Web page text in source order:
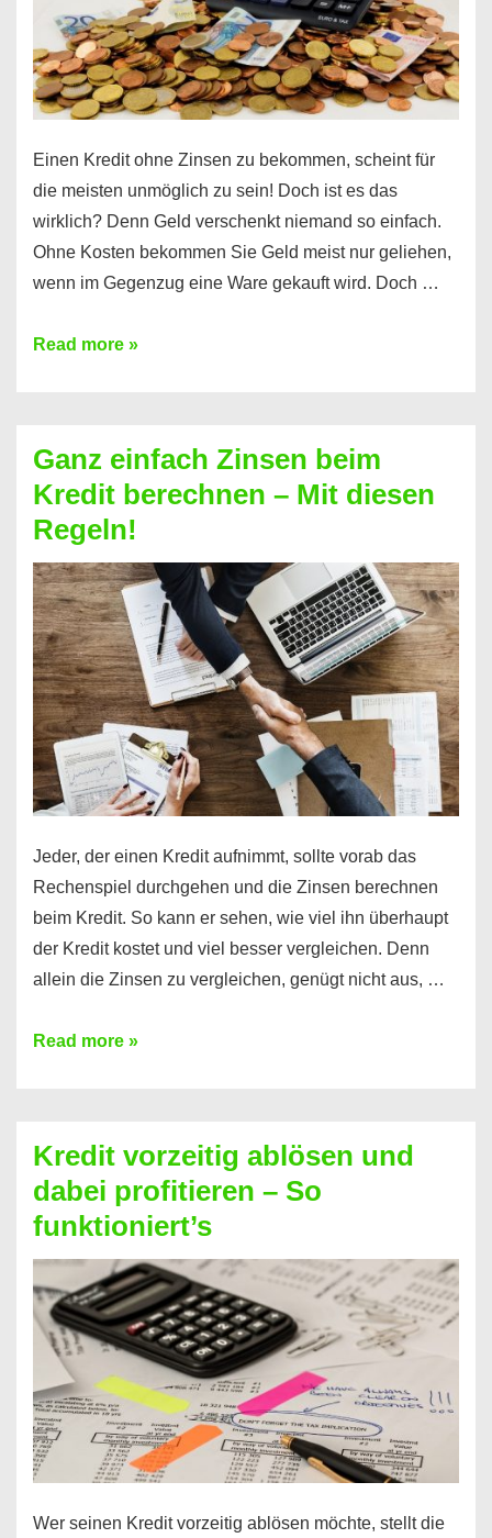
erfahren
Sie
es
Einen Kredit ohne Zinsen zu bekommen, scheint für
die meisten unmöglich zu sein! Doch ist es das
wirklich? Denn Geld verschenkt niemand so einfach.
Ohne Kosten bekommen Sie Geld meist nur geliehen,
wenn im Gegenzug eine Ware gekauft wird. Doch …
Einen
bekommen?
So
ist
es
möglich!
Read more »
Ganz einfach Zinsen beim
Kredit berechnen – Mit diesen
Regeln!
Jeder, der einen Kredit aufnimmt, sollte vorab das
Rechenspiel durchgehen und die Zinsen berechnen
beim Kredit. So kann er sehen, wie viel ihn überhaupt
der Kredit kostet und viel besser vergleichen. Denn
allein die Zinsen zu vergleichen, genügt nicht aus, …
Ganz
Kredit
berechnen
–
Mit
diesen
Regeln!
Read more »
Kredit vorzeitig ablösen und
dabei profitieren – So
funktioniert’s
Wer seinen Kredit vorzeitig ablösen möchte, stellt die